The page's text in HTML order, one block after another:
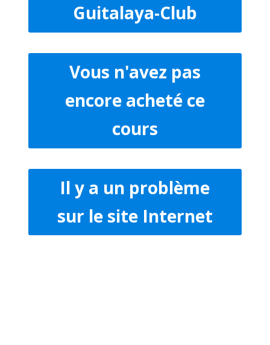
Guitalaya-Club
Vous n'avez pas
encore acheté ce
cours
Il y a un problème
sur le site Internet